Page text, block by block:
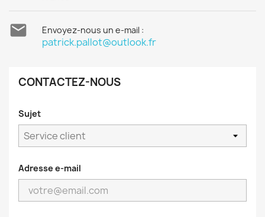
 Envoyez-nous un e-mail :
patrick.pallot@outlook.fr
CONTACTEZ-NOUS
Sujet
Adresse e-mail